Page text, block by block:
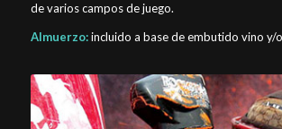
de varios campos de juego.
Almuerzo:incluido a base de embutido vino y/